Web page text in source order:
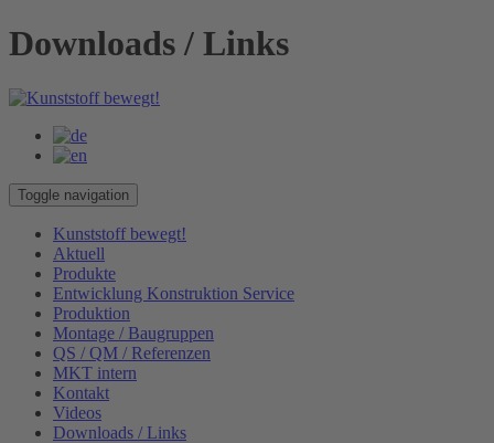
Downloads / Links
Toggle navigation
Kunststoff bewegt!
Aktuell
Produkte
Entwicklung Konstruktion Service
Produktion
Montage / Baugruppen
QS / QM / Referenzen
MKT intern
Kontakt
Videos
Downloads / Links